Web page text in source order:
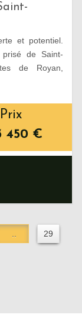
et potentiel.
de Saint-
de Royan,
Prix
450 €
29